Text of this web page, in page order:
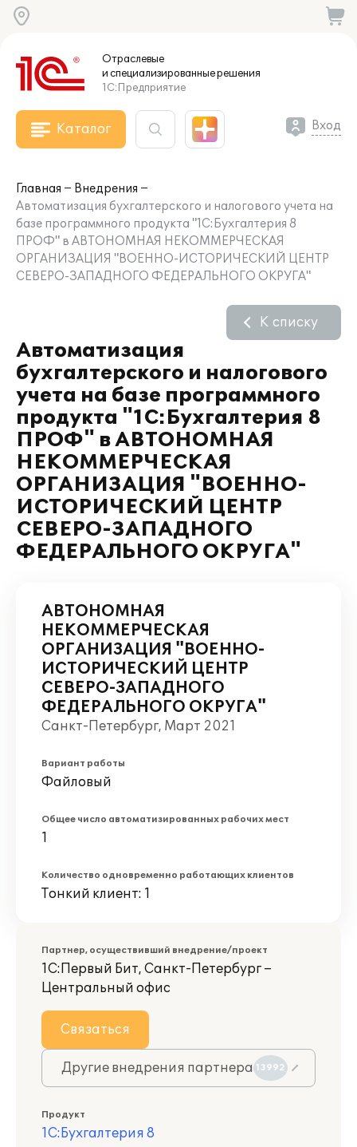
Отраслевые
и специализированныерешения
1С:Предприятие
Каталог Вход
Главная
Внедрения
Автоматизация бухгалтерского и налогового учета на
базе программного продукта "1С:Бухгалтерия 8
ПРОФ" в АВТОНОМНАЯ НЕКОММЕРЧЕСКАЯ
ОРГАНИЗАЦИЯ "ВОЕННО-ИСТОРИЧЕСКИЙ ЦЕНТР
СЕВЕРО-ЗАПАДНОГО ФЕДЕРАЛЬНОГО ОКРУГА"
Автоматизация
бухгалтерского и налогового
учета на базе программного
продукта "1С:Бухгалтерия 8
ПРОФ" в АВТОНОМНАЯ
НЕКОММЕРЧЕСКАЯ
ОРГАНИЗАЦИЯ "ВОЕННО-
ИСТОРИЧЕСКИЙ ЦЕНТР
СЕВЕРО-ЗАПАДНОГО
ФЕДЕРАЛЬНОГО ОКРУГА"
К списку
АВТОНОМНАЯ
НЕКОММЕРЧЕСКАЯ
ОРГАНИЗАЦИЯ "ВОЕННО-
ИСТОРИЧЕСКИЙ ЦЕНТР
СЕВЕРО-ЗАПАДНОГО
ФЕДЕРАЛЬНОГО ОКРУГА"
Санкт-Петербург, Март 2021
Вариант работы
Файловый
Общее число автоматизированных рабочих мест
1
Количество одновременно работающих клиентов
Тонкий клиент: 1
Партнер, осуществивший внедрение/проект
1С:Первый Бит, Санкт-Петербург –
Центральный офис
Связаться
Другие внедрения партнера 13992
Продукт
1С:Бухгалтерия 8